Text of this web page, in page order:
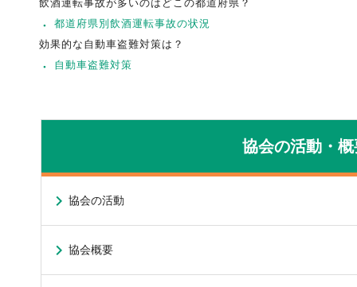
飲酒運転事故が多いのはどこの都道府県？
都道府県別飲酒運転事故の状況
効果的な自動車盗難対策は？
自動車盗難対策
協会の活動・概
協会の活動
協会概要